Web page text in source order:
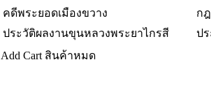
คดีพระยอดเมืองขวาง
ก
ประวัติผลงานขุนหลวงพระยาไกรสี
ป
Add Cart สินค้าหมด